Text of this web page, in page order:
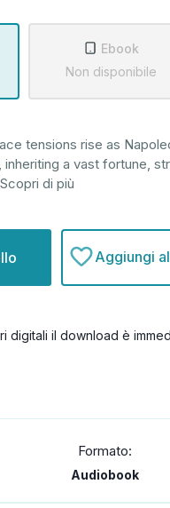
Ebook
Non disponibile
tensions rise as
inheriting a vast fortune,
Scopri di più
Aggiungi
digitali il download è
Formato:
Audiobook